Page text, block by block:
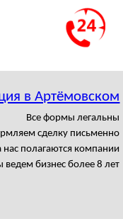
в Артёмовском
Все формы легальны
сделку письменно
нас полагаются компании
бизнес более 8 лет